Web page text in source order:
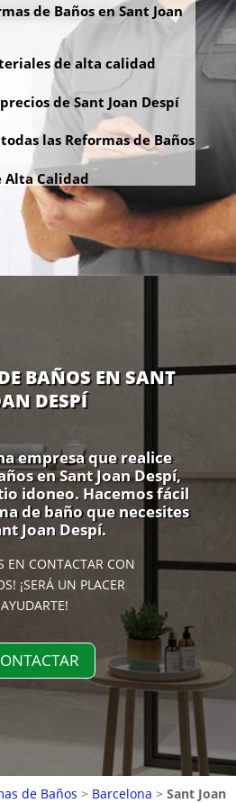
de Baños en Sant Joan
de alta calidad
de Sant Joan Despí
las Reformas de Baños
Alta Calidad
BAÑOS EN SANT
DESPÍ
empresa que realice
en Sant Joan Despí,
idoneo. Hacemos fácil
de baño que necesites
Joan Despí.
EN CONTACTAR CON
¡SERÁ UN PLACER
AYUDARTE!
de Baños > Barcelona > Sant Joan